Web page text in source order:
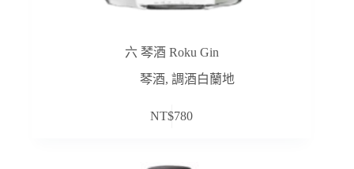
六 琴酒 Roku Gin
琴酒,調酒白蘭地
NT$780